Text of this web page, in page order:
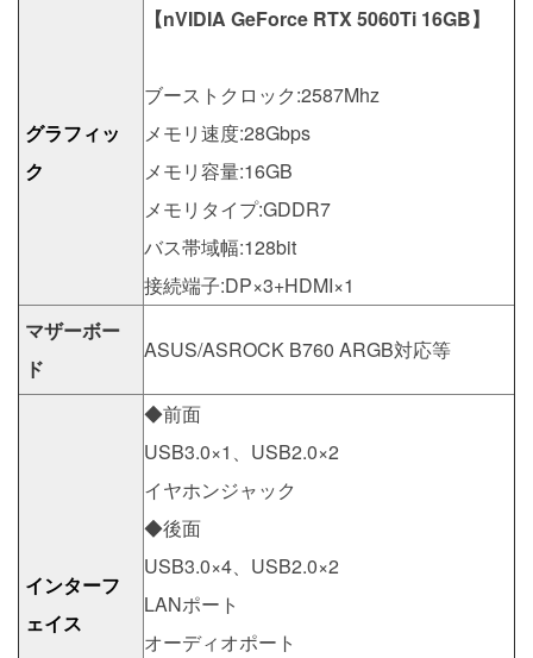
グラフィッ
ク
【nVIDIA GeForce RTX 5060Ti 16GB】
ブーストクロック:2587Mhz
メモリ速度:28Gbps
メモリ容量:16GB
メモリタイプ:GDDR7
バス帯域幅:128bit
接続端子:DP×3+HDMI×1
マザーボー
ド
ASUS/ASROCK B760 ARGB対応等
インターフ
ェイス
◆前面
USB3.0×1、USB2.0×2
イヤホンジャック
◆後面
USB3.0×4、USB2.0×2
LANポート
オーディオポート